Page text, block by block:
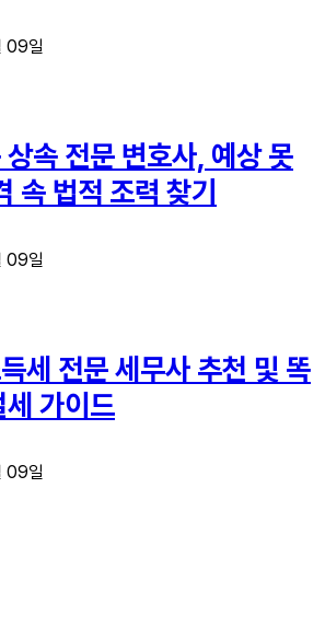
09일
속 전문 변호사, 예상 못
속 법적 조력 찾기
09일
세 전문 세무사 추천 및 똑
가이드
09일